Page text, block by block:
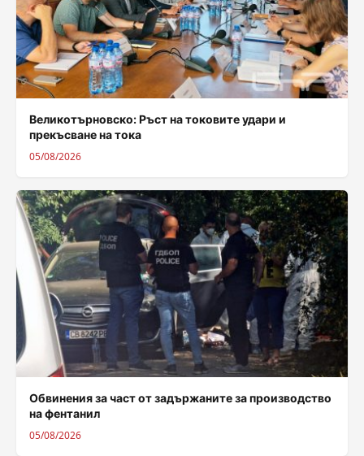
Великотърновско: Ръст на токовите удари и
прекъсване на тока
05/08/2026
Обвинения за част от задържаните за производство
на фентанил
05/08/2026